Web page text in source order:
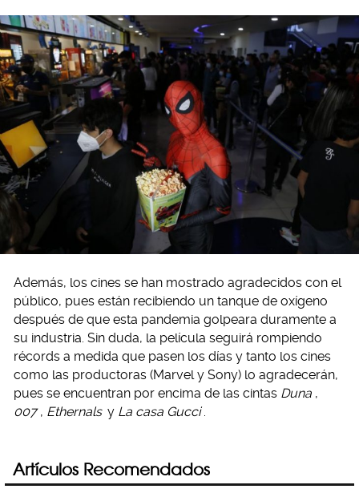
Además, los cines se han mostrado agradecidos con el
público, pues están recibiendo un tanque de oxígeno
después de que esta pandemia golpeara duramente a
su industria. Sin duda, la película seguirá rompiendo
récords a medida que pasen los días y tanto los cines
como las productoras (Marvel y Sony) lo agradecerán,
pues se encuentran por encima de las cintas Duna ,
007 , Ethernals y La casa Gucci .
Artículos Recomendados